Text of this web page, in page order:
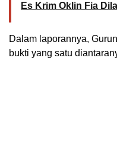
Es Krim Oklin Fia
Dalam laporannya,
bukti yang satu